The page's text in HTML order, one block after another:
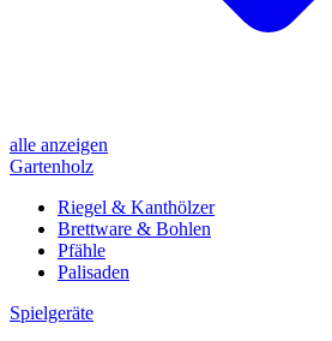
alle anzeigen
Gartenholz
Riegel & Kanthölzer
Brettware & Bohlen
Pfähle
Palisaden
Spielgeräte